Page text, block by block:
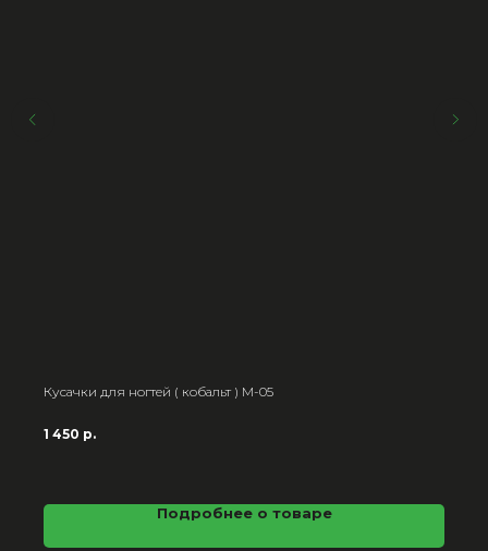
Кусачки для ногтей ( кобальт ) M-05
1 450 р.
Подробнее о товаре